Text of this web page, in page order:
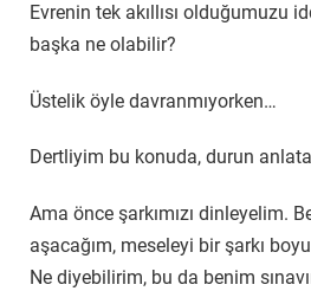
Evrenin tek akıllısı olduğumuzu
başka ne olabilir?
Üstelik öyle davranmıyorken…
Dertliyim bu konuda, durun
Ama önce şarkımızı dinleyelim.
aşacağım, meseleyi bir şarkı
Ne diyebilirim, bu da benim